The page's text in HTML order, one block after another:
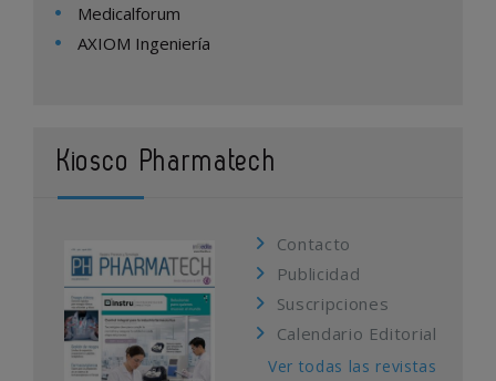
Medicalforum
AXIOM Ingeniería
Kiosco Pharmatech
Contacto
Publicidad
Suscripciones
Calendario Editorial
Ver todas las revistas